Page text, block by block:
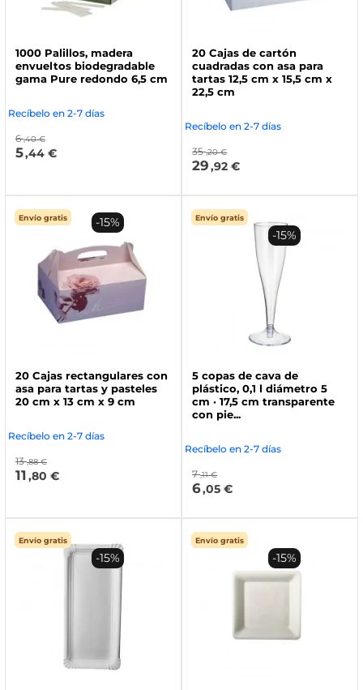
1000 Palillos, madera
envueltos biodegradable
gama Pure redondo 6,5 cm
Recíbelo en 2-7 días
6 ,40 €
5,44 €
20 Cajas de cartón
cuadradas con asa para
tartas 12,5 cm x 15,5 cm x
22,5 cm
Recíbelo en 2-7 días
35 ,20 €
29,92 €
Envío gratis
20 Cajas rectangulares con
asa para tartas y pasteles
20 cm x 13 cm x 9 cm
Recíbelo en 2-7 días
13 ,88 €
11,80 €
-15% Envío gratis
5 copas de cava de
plástico, 0,1 l diámetro 5
cm · 17,5 cm transparente
con pie...
Recíbelo en 2-7 días
7 ,11 €
6,05 €
-15%
Envío gratis
-15%
Envío gratis
-15%